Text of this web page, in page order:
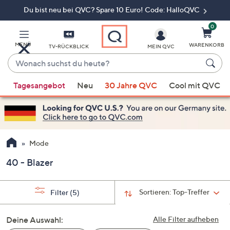
Du bist neu bei QVC? Spare 10 Euro! Code: HalloQVC
MENÜ TV-RÜCKBLICK
Wonach
suchst
du
heute?
Vorschläge
verfügbar
sind,
verwenden
Sie
Pfeiltasten
nach
und
nach
unten
MEIN QVC
0
WARENKORB
Tagesangebot Neu 30 Jahre QVC Cool mit QVC
Mode
40 - Blazer
Sortieren:Top-Treffer
Filter (5)
Alle Filter aufheben
Deine Auswahl: